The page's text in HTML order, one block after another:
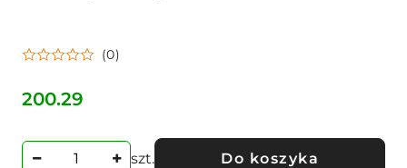
(0)
Cena:
200.29
szt. Do koszyka